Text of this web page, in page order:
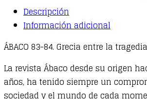
entre
tragedia
la
rebelión
Descripción
Información adicional
ÁBACO 83-84. Grecia entre la
La revista Ábaco desde su origen
años, ha tenido siempre un
sociedad y el mundo de cada